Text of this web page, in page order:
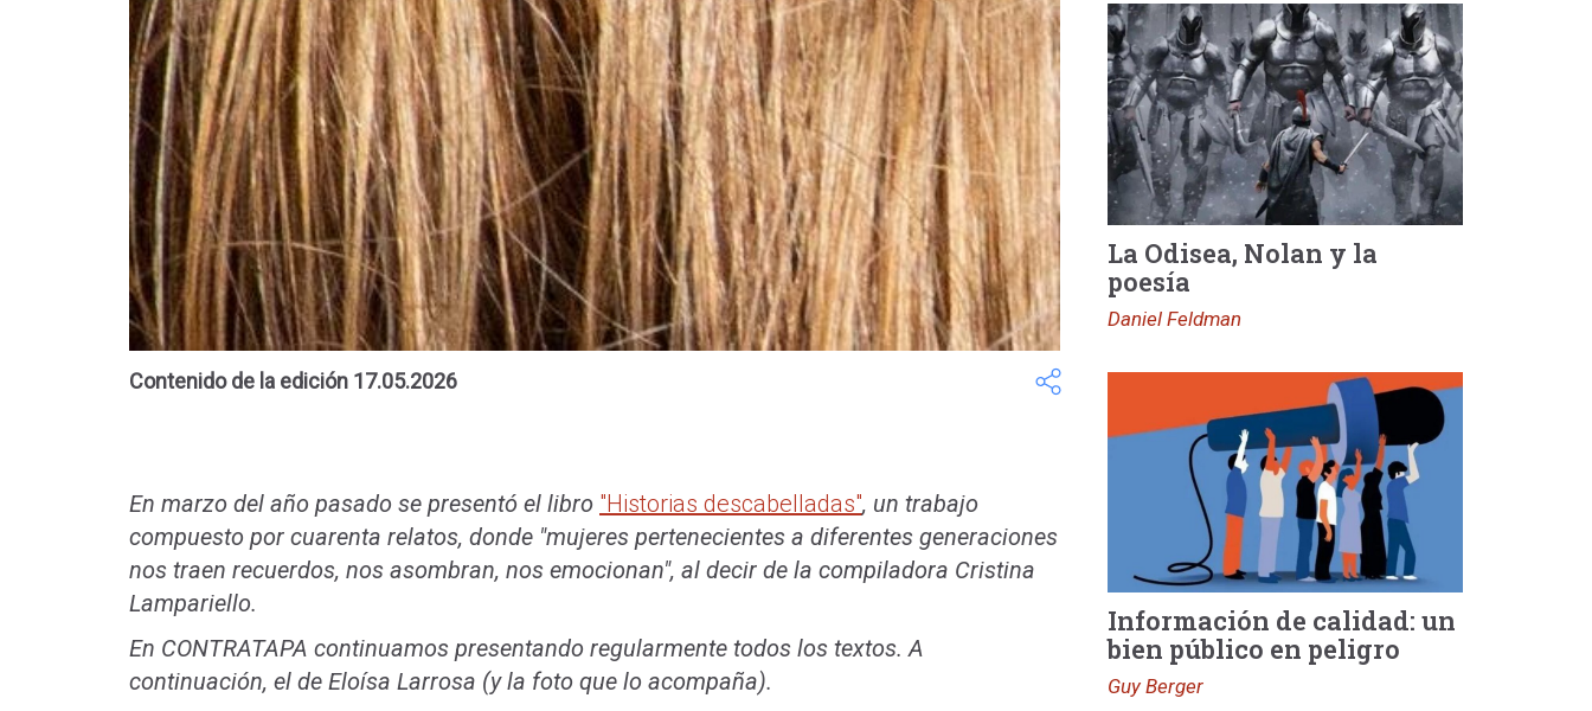
Contenido de la edición 17.05.2026
En marzo del año pasado se presentó el libro "Historias descabelladas", un trabajo
compuesto por cuarenta relatos, donde "mujeres pertenecientes a diferentes generaciones
nos traen recuerdos, nos asombran, nos emocionan", al decir de la compiladora Cristina
Lampariello.
En CONTRATAPA continuamos presentando regularmente todos los textos. A
continuación, el de Eloísa Larrosa (y la foto que lo acompaña).
La Odisea, Nolan y la
poesía
Daniel Feldman
Información de calidad: un
bien público en peligro
Guy Berger